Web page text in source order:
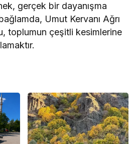
gerçek bir dayanışma
Umut Kervanı Ağrı
toplumun çeşitli kesimlerine